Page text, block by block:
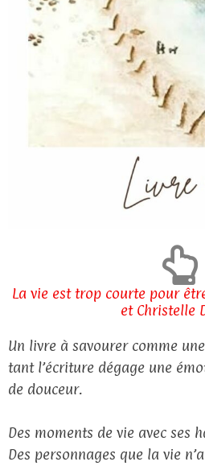
La vie est trop courte pour
et Christelle
Un livre à savourer comme
tant l’écriture dégage une
de douceur.
Des moments de vie avec ses
Des personnages que la vie